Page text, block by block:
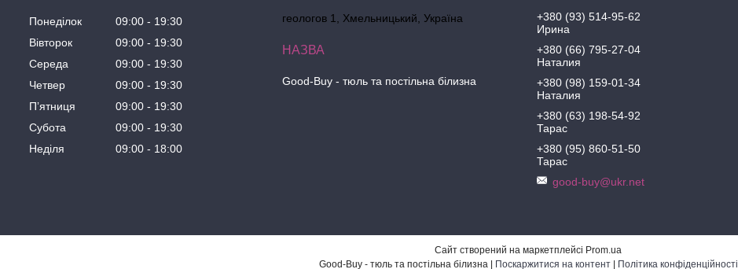
Понеділок 09:00
19:30
Вівторок
09:00
19:30
Середа
09:00
19:30
Четвер
09:00
19:30
Пʼятниця
09:00
19:30
Субота
09:00
19:30
Неділя
09:00 18:00
геологов 1, Хмельницький, Україна
Good-Buy - тюль та постільна білизна
+380 (93) 514-95-62
Ирина
+380 (66) 795-27-04
Наталия
+380 (98) 159-01-34
Наталия
+380 (63) 198-54-92
Тарас
+380 (95) 860-51-50
Тарас
good-buy@ukr.net
Сайт створений на маркетплейсі Prom.ua
Поскаржитися на контент Політика конфіденційності